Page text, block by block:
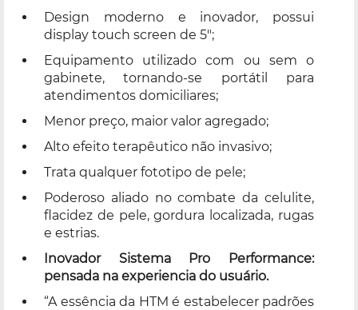
Design moderno e inovador, possui
display touch screen de 5";
Equipamento utilizado com ou sem o
gabinete, tornando-se portátil para
atendimentos domiciliares;
Menor preço, maior valor agregado;
Alto efeito terapêutico não invasivo;
Trata qualquer fototipo de pele;
Poderoso aliado no combate da celulite,
flacidez de pele, gordura localizada, rugas
e estrias.
Inovador Sistema Pro Performance:
pensada na experiencia do usuário.
“A essência da HTM é estabelecer padrões